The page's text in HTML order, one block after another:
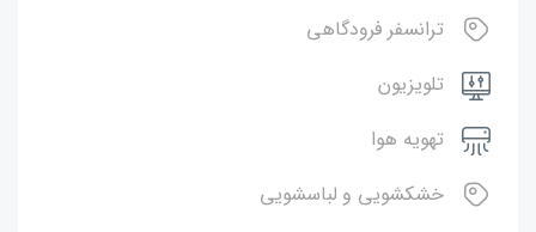
ترانسفر فرودگاهی
تلویزیون
تهویه هوا
خشکشویی و لباسشویی